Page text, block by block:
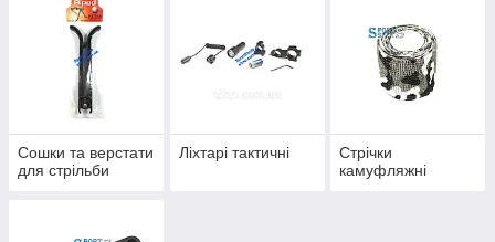
Сошки та верстати
для стрільби
Ліхтарі тактичні
Стрічки
камуфляжні